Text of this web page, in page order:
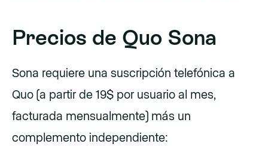
Precios de Quo Sona
Sona requiere una suscripción telefónica a
Quo (a partir de 19$ por usuario al mes,
facturada mensualmente) más un
complemento independiente: